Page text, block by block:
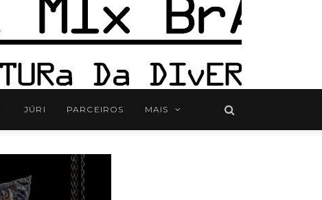
JÚRI PARCEIROS MAIS